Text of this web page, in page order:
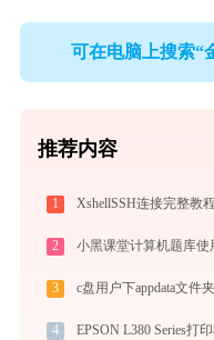
可在电脑上搜索“
推荐内容
1 XshellSSH连接完整教
2
3 c盘用户下appdata文件
4